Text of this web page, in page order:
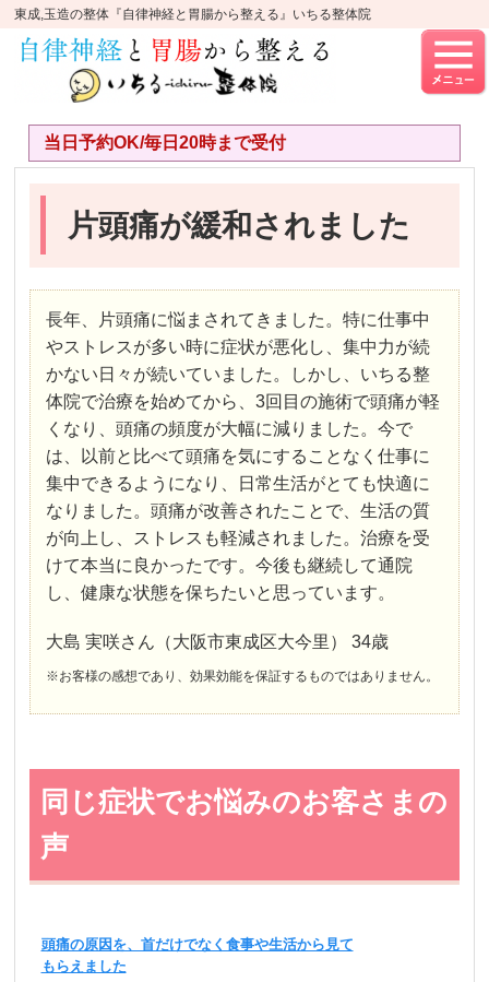
東成,玉造の整体『自律神経と胃腸から整える』いちる整体院
当日予約OK/毎日20時まで受付
片頭痛が緩和されました
長年、片頭痛に悩まされてきました。特に仕事中
やストレスが多い時に症状が悪化し、集中力が続
かない日々が続いていました。しかし、いちる整
体院で治療を始めてから、3回目の施術で頭痛が軽
くなり、頭痛の頻度が大幅に減りました。今で
は、以前と比べて頭痛を気にすることなく仕事に
集中できるようになり、日常生活がとても快適に
なりました。頭痛が改善されたことで、生活の質
が向上し、ストレスも軽減されました。治療を受
けて本当に良かったです。今後も継続して通院
し、健康な状態を保ちたいと思っています。
大島 実咲さん（大阪市東成区大今里） 34歳
※お客様の感想であり、効果効能を保証するものではありません。
同じ症状でお悩みのお客さまの
声
頭痛の原因を、首だけでなく食事や生活から見て
もらえました